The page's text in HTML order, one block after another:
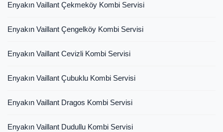
Enyakın Vaillant Çekmeköy Kombi Servisi
Enyakın Vaillant Çengelköy Kombi Servisi
Enyakın Vaillant Cevizli Kombi Servisi
Enyakın Vaillant Çubuklu Kombi Servisi
Enyakın Vaillant Dragos Kombi Servisi
Enyakın Vaillant Dudullu Kombi Servisi